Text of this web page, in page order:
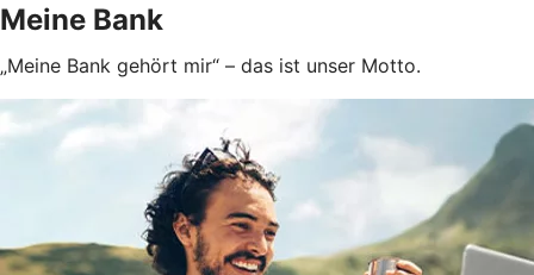
Meine Bank
„Meine Bank gehört mir“ – das ist unser Motto.